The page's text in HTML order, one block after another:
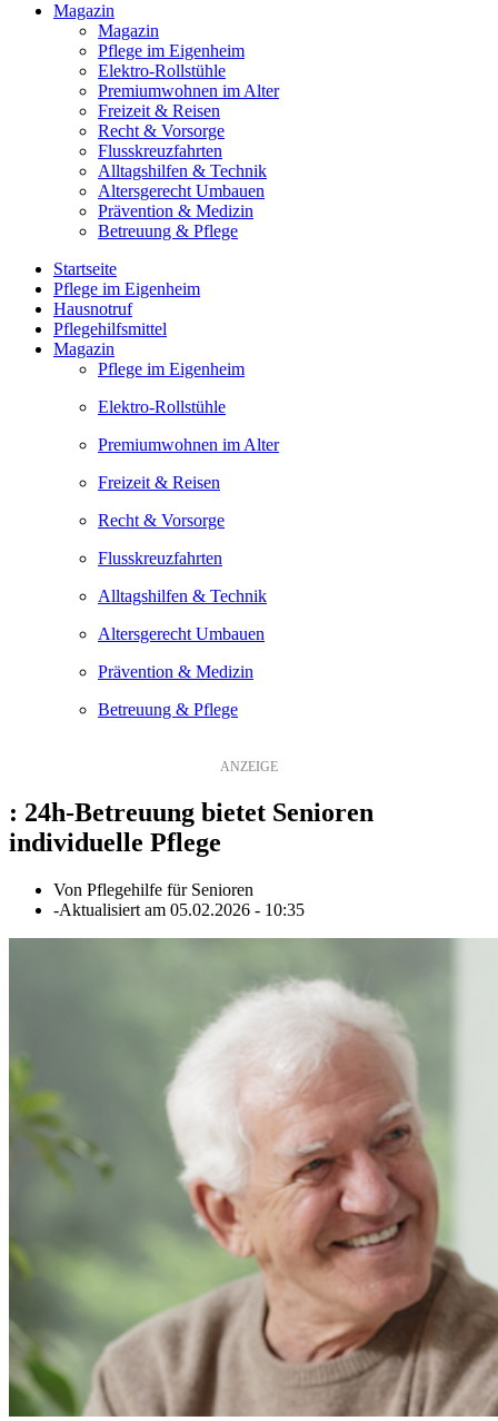
Magazin
Magazin
Pflege im Eigenheim
Elektro-Rollstühle
Premiumwohnen im Alter
Freizeit & Reisen
Recht & Vorsorge
Flusskreuzfahrten
Alltagshilfen & Technik
Altersgerecht Umbauen
Prävention & Medizin
Betreuung & Pflege
Startseite
Pflege im Eigenheim
Hausnotruf
Pflegehilfsmittel
Magazin
Pflege im Eigenheim
Elektro-Rollstühle
Premiumwohnen im Alter
Freizeit & Reisen
Recht & Vorsorge
Flusskreuzfahrten
Alltagshilfen & Technik
Altersgerecht Umbauen
Prävention & Medizin
Betreuung & Pflege
: 24h-Betreuung bietet Senioren
individuelle Pflege
Von Pflegehilfe für Senioren
-Aktualisiert am 05.02.2026 - 10:35